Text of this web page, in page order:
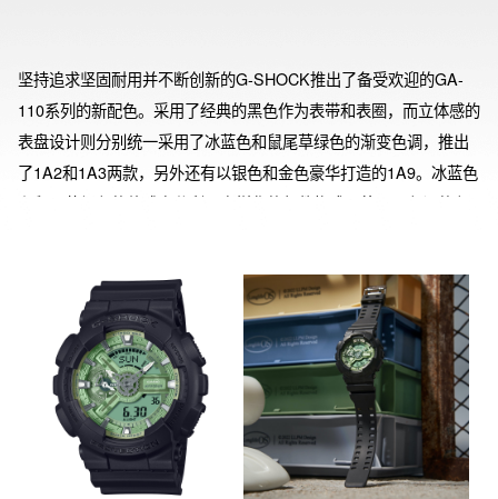
坚持追求坚固耐用并不断创新的G-SHOCK推出了备受欢迎的GA-
110系列的新配色。采用了经典的黑色作为表带和表圈，而立体感的
表盘设计则分别统一采用了冰蓝色和鼠尾草绿色的渐变色调，推出
了1A2和1A3两款，另外还有以银色和金色豪华打造的1A9。冰蓝色
和鼠尾草绿色的款式充分利用多样化的部件构成，将不同色调的色
和休闲氛围的时尚配色模型。